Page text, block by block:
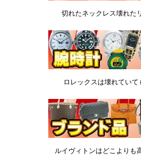
切れたネックレス壊れた
ロレックスは壊れていて
ルイヴィトンはどこよりも